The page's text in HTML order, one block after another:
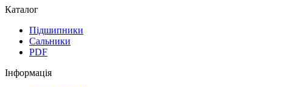
Каталог
Підшипники
Сальники
PDF
Інформація